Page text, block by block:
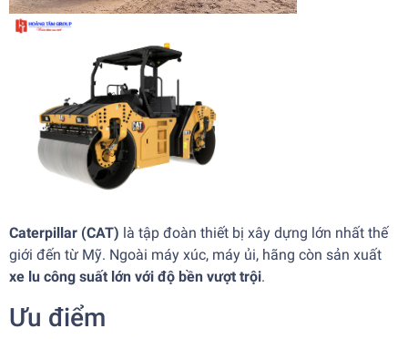
Caterpillar (CAT) là tập đoàn thiết bị xây dựng lớn nhất thế
giới đến từ Mỹ. Ngoài máy xúc, máy ủi, hãng còn sản xuất
xe lu công suất lớn với độ bền vượt trội.
Ưu điểm